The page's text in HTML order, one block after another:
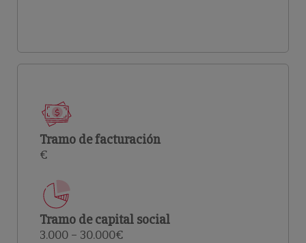
Tramo de facturación
€
Tramo de capital social
3.000 – 30.000€